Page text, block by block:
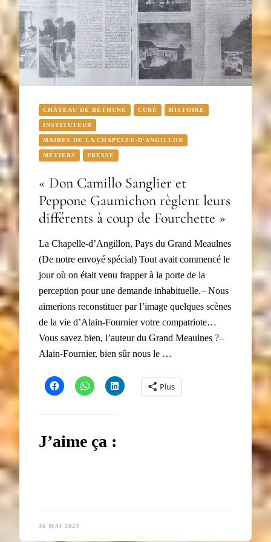
CHÂTEAU DE BÉTHUNE CURÉ HISTOIRE
INSTITUTEUR
MAIRES DE LA CHAPELLE-D'ANGILLON
MÉTIERS PRESSE
« Don Camillo Sanglier et
Peppone Gaumichon règlent leurs
différents à coup de Fourchette »
La Chapelle-d’Angillon, Pays du Grand Meaulnes
(De notre envoyé spécial) Tout avait commencé le
jour où on était venu frapper à la porte de la
perception pour une demande inhabituelle.– Nous
aimerions reconstituer par l’image quelques scènes
de la vie d’Alain-Fournier votre compatriote…
Vous savez bien, l’auteur du Grand Meaulnes ?–
Alain-Fournier, bien sûr nous le …
Plus
J’aime ça :
26 MAI 2023